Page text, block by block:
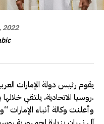
2022
يقوم رئيس دولة الإمارات
روسيا الاتحادية، يلتقي خلالها بالرئيس الروسي فلاديمير بوتين.
وأعلنت وكالة أنباء